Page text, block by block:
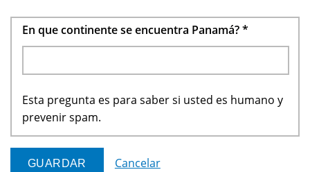
En que continente se encuentra Panamá?*
Esta pregunta es para saber si usted es humano y
prevenir spam.
Cancelar